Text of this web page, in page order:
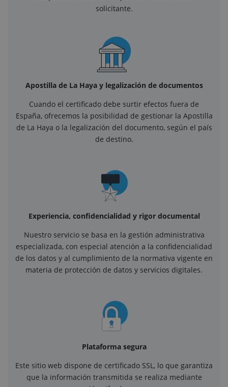
solicitante.
Apostilla de La Haya y legalización de documentos
Cuando el certificado debe surtir efectos fuera de
España, ofrecemos la posibilidad de gestionar la Apostilla
de La Haya o la legalización del documento, según el país
de destino.
Experiencia, confidencialidad y rigor documental
Nuestro servicio se basa en la gestión administrativa
especializada, con especial atención a la confidencialidad
de los datos y al cumplimiento de la normativa vigente en
materia de protección de datos y servicios digitales.
Plataforma segura
Este sitio web dispone de certificado SSL, lo que garantiza
que la información transmitida se realiza mediante